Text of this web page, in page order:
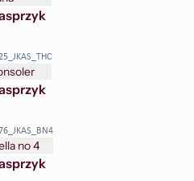
no 4